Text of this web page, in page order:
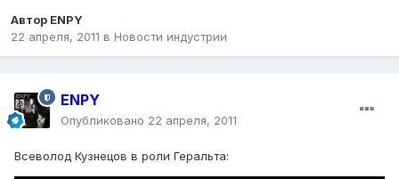
Автор ENPY
22 апреля, 2011 в Новости индустрии
ENPY
Опубликовано 22 апреля, 2011
Всеволод Кузнецов в роли Геральта: